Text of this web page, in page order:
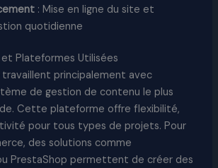
: Mise en ligne du site et
quotidienne
et Plateformes Utilisées
travaillent principalement avec
de gestion de contenu le plus
Cette plateforme offre flexibilité,
pour tous types de projets. Pour
des solutions comme
PrestaShop permettent de créer des